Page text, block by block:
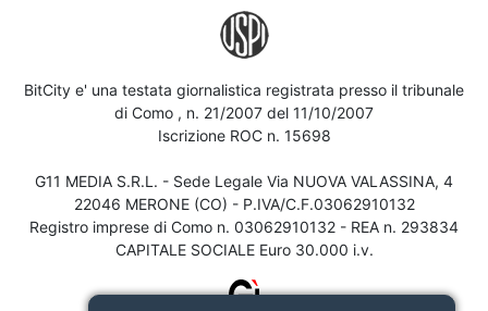
BitCity e' una testata giornalistica registrata presso il tribunale
di Como , n. 21/2007 del 11/10/2007
Iscrizione ROC n. 15698
G11 MEDIA S.R.L. - Sede Legale Via NUOVA VALASSINA, 4
22046 MERONE (CO) - P.IVA/C.F.03062910132
Registro imprese di Como n. 03062910132 - REA n. 293834
CAPITALE SOCIALE Euro 30.000 i.v.